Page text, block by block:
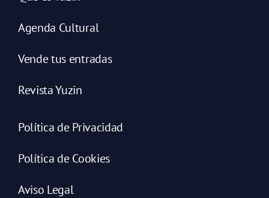
Agenda Cultural
Vende tus entradas
Revista Yuzin
Política de Privacidad
Política de Cookies
Aviso Legal